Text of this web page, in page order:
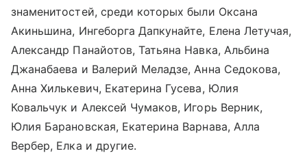
знаменитостей, среди которых были Оксана
Акиньшина, Ингеборга Дапкунайте, Елена Летучая,
Александр Панайотов, Татьяна Навка, Альбина
Джанабаева и Валерий Меладзе, Анна Седокова,
Анна Хилькевич, Екатерина Гусева, Юлия
Ковальчук и Алексей Чумаков, Игорь Верник,
Юлия Барановская, Екатерина Варнава, Алла
Вербер, Елка и другие.